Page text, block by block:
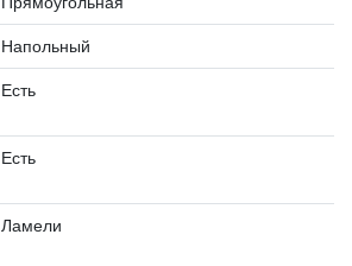
Напольный
Есть
Есть
Ламели